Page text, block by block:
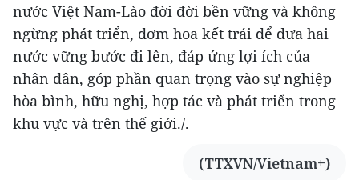
nước Việt Nam-Lào đời đời bền vững và không
ngừng phát triển, đơm hoa kết trái để đưa hai
nước vững bước đi lên, đáp ứng lợi ích của
nhân dân, góp phần quan trọng vào sự nghiệp
hòa bình, hữu nghị, hợp tác và phát triển trong
khu vực và trên thế giới./.
(TTXVN/Vietnam+)